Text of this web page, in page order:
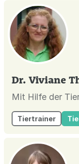
Dr. Viviane
Mit Hilfe der
Tiertrainer